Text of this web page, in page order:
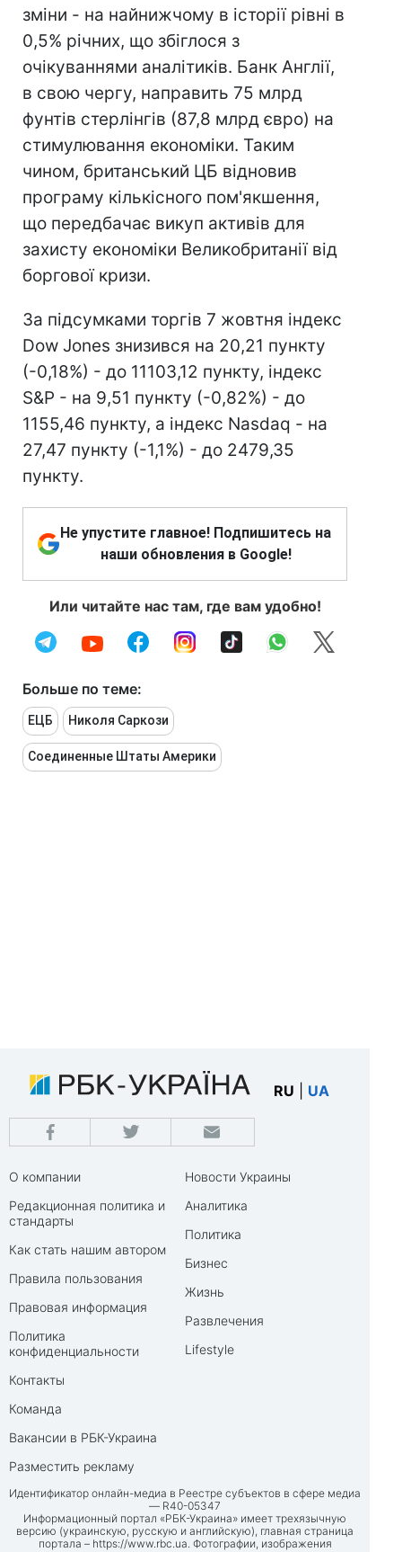
зміни - на найнижчому в історії рівні в
0,5% річних, що збіглося з
очікуваннями аналітиків. Банк Англії,
в свою чергу, направить 75 млрд
фунтів стерлінгів (87,8 млрд євро) на
стимулювання економіки. Таким
чином, британський ЦБ відновив
програму кількісного пом'якшення,
що передбачає викуп активів для
захисту економіки Великобританії від
боргової кризи.
За підсумками торгів 7 жовтня індекс
Dow Jones знизився на 20,21 пункту
(-0,18%) - до 11103,12 пункту, індекс
S&P - на 9,51 пункту (-0,82%) - до
1155,46 пункту, а індекс Nasdaq - на
27,47 пункту (-1,1%) - до 2479,35
пункту.
Не упустите главное! Подпишитесь на
наши обновления в Google!
Или читайте нас там, где вам удобно!
Больше по теме:
ЕЦБ Николя Саркози
Соединенные Штаты Америки
RU UA
О компании
Редакционная политика и
стандарты
Как стать нашим автором
Правила пользования
Правовая информация
Политика
конфиденциальности
Контакты
Команда
Вакансии в РБК-Украина
Разместить рекламу
Новости Украины
Аналитика
Политика
Бизнес
Жизнь
Развлечения
Lifestyle
Идентификатор онлайн-медиа в Реестре субъектов в сфере медиа
— R40-05347
Информационный портал «РБК-Украина» имеет трехязычную
версию (украинскую, русскую и английскую), главная страница
портала – https://www.rbc.ua. Фотографии, изображения